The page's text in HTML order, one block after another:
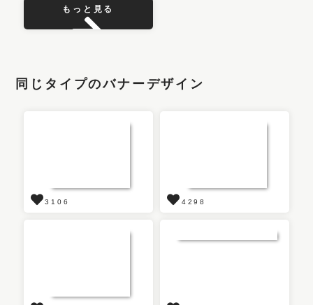
もっと見る
同じタイプのバナーデザイン
3106 4298